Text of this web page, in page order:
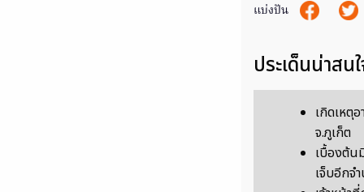
แบ่งปัน
ประเด็นน่าสน
เกิดเหตุ
จ.ภูเก็ต
เบื้องต้น
เจ็บอีกจ